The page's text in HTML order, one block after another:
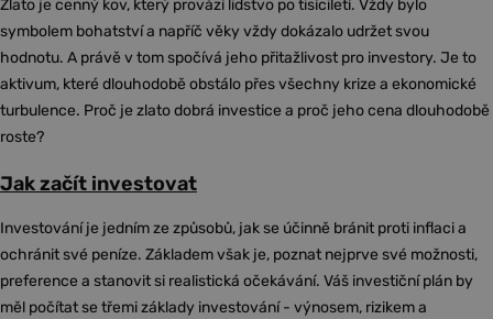
Zlato je cenný kov, který provází lidstvo po tisíciletí. Vždy bylo
symbolem bohatství a napříč věky vždy dokázalo udržet svou
hodnotu. A právě v tom spočívá jeho přitažlivost pro investory. Je to
aktivum, které dlouhodobě obstálo přes všechny krize a ekonomické
turbulence. Proč je zlato dobrá investice a proč jeho cena dlouhodobě
roste?
Jak začít investovat
Investování je jedním ze způsobů, jak se účinně bránit proti inflaci a
ochránit své peníze. Základem však je, poznat nejprve své možnosti,
preference a stanovit si realistická očekávání. Váš investiční plán by
měl počítat se třemi základy investování - výnosem, rizikem a